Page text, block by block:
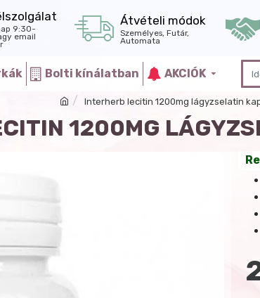
9:30-
email
Átvételi módok
Személyes, Futár,
Automata
Bolti kínálatban AKCIÓK
Interherb lecitin 1200mg lágyzselatin
1200MG